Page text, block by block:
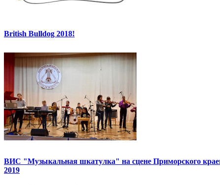
British Bulldog 2018!
ВИС "Музыкальная шкатулка" на сцене Приморского
2019